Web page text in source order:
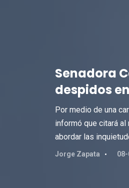
Senadora
despidos
Por medio de una
informó que citará al
abordar las
Jorge Zapata